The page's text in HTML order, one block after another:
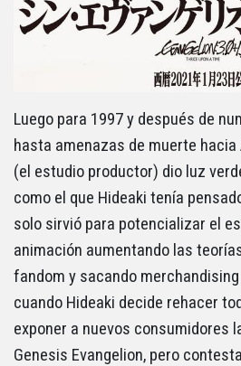
Luego para 1997 y después de
hasta amenazas de muerte hacia
(el estudio productor) dio luz
como el que Hideaki tenía
solo sirvió para potencializar el
animación aumentando las
fandom y sacando
cuando Hideaki decide rehacer
exponer a nuevos consumidores
Genesis Evangelion, pero